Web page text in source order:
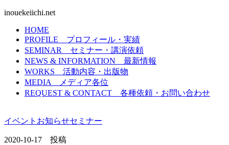
inouekeiichi.net
HOME
PROFILE プロフィール・実績
SEMINAR セミナー・講演依頼
NEWS & INFORMATION 最新情報
WORKS 活動内容・出版物
MEDIA
メディア各位
REQUEST & CONTACT 各種依頼・お問い合わせ
イベント お知らせセミナー
2020-10-17 投稿